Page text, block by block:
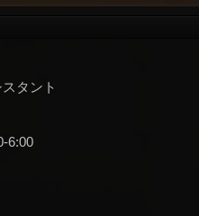
タント
6:00